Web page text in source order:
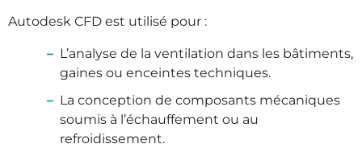
Autodesk CFD est utilisé pour :
L’analyse de la ventilation dans les bâtiments,
gaines ou enceintes techniques.
La conception de composants mécaniques
soumis à l’échauffement ou au
refroidissement.